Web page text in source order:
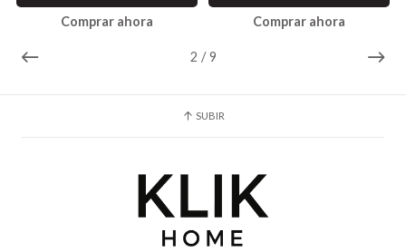
2 / 9
Comprar ahora Comprar ahora
SUBIR